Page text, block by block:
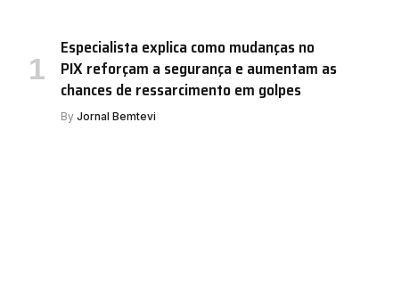
Especialista explica como mudanças no
PIX reforçam a segurança e aumentam as
chances de ressarcimento em golpes
By Jornal Bemtevi